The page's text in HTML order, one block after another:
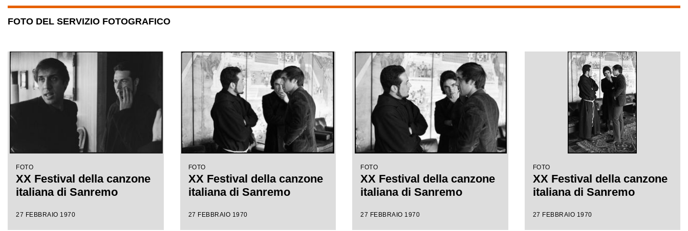
FOTO DEL SERVIZIO FOTOGRAFICO
FOTO
XX Festival della canzone
italiana di Sanremo
27 FEBBRAIO 1970
FOTO
XX Festival della canzone
italiana di Sanremo
27 FEBBRAIO 1970
FOTO
XX Festival della canzone
italiana di Sanremo
27 FEBBRAIO 1970
FOTO
XX Festival della canzone
italiana di Sanremo
27 FEBBRAIO 1970